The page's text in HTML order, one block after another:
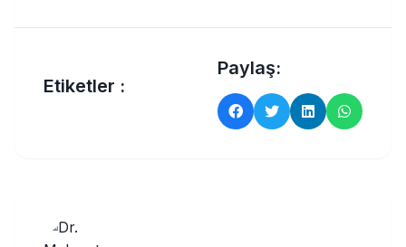
Etiketler :
Paylaş: